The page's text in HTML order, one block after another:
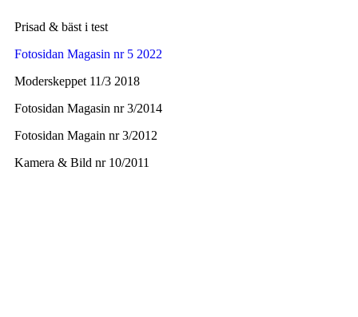
Prisad & bäst i test
Fotosidan Magasin nr 5 2022
Moderskeppet 11/3 2018
Fotosidan Magasin nr 3/2014
Fotosidan Magain nr 3/2012
Kamera & Bild nr 10/2011